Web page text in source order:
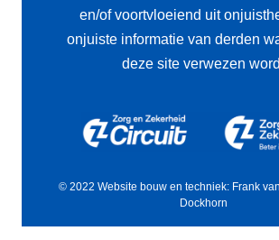
en/of voortvloeiend uit
onjuiste informatie van derden
deze site verwezen
© 2022 Website bouw en techniek: Frank
Dockhorn